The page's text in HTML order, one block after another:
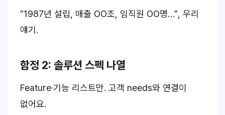
"1987년 설립, 매출 OO조, 임직원 OO명…" , 우리
얘기.
함정 2: 솔루션 스펙 나열
Feature·기능 리스트만. 고객 needs와 연결이
없어요.